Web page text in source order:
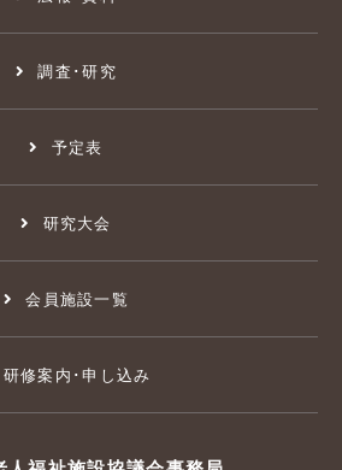
調査･研究
予定表
研究大会
会員施設一覧
研修案内･申し込み